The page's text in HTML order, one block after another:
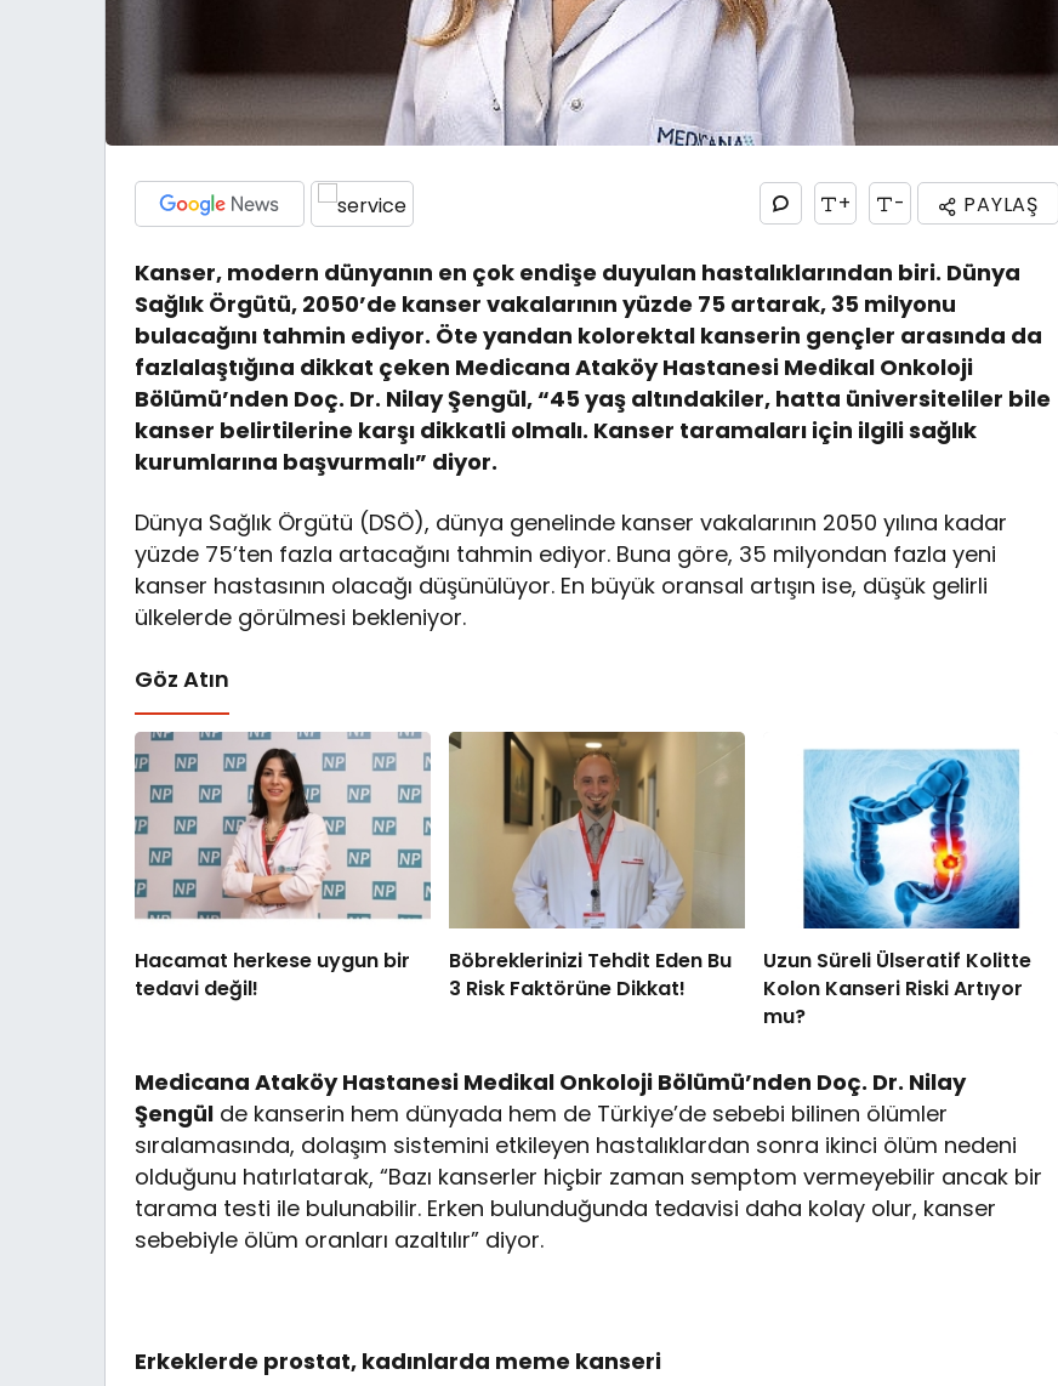
+ - PAYLAŞ
Kanser, modern dünyanın en çok endişe duyulan hastalıklarından biri. Dünya
Sağlık Örgütü, 2050’de kanser vakalarının yüzde 75 artarak, 35 milyonu
bulacağını tahmin ediyor. Öte yandan kolorektal kanserin gençler arasında da
fazlalaştığına dikkat çeken Medicana Ataköy Hastanesi Medikal Onkoloji
Bölümü’nden Doç. Dr. Nilay Şengül, “45 yaş altındakiler, hatta üniversiteliler bile
kanser belirtilerine karşı dikkatli olmalı. Kanser taramaları için ilgili sağlık
kurumlarına başvurmalı” diyor.
Dünya Sağlık Örgütü (DSÖ), dünya genelinde kanser vakalarının 2050 yılına kadar
yüzde 75’ten fazla artacağını tahmin ediyor. Buna göre, 35 milyondan fazla yeni
kanser hastasının olacağı düşünülüyor. En büyük oransal artışın ise, düşük gelirli
ülkelerde görülmesi bekleniyor.
Göz Atın
Hacamat herkese uygun bir
tedavi değil!
Böbreklerinizi Tehdit Eden Bu
3 Risk Faktörüne Dikkat!
Uzun Süreli Ülseratif Kolitte
Kolon Kanseri Riski Artıyor
mu?
Medicana Ataköy Hastanesi Medikal Onkoloji Bölümü’nden Doç. Dr. Nilay
Şengül de kanserin hem dünyada hem de Türkiye’de sebebi bilinen ölümler
sıralamasında, dolaşım sistemini etkileyen hastalıklardan sonra ikinci ölüm nedeni
olduğunu hatırlatarak, “Bazı kanserler hiçbir zaman semptom vermeyebilir ancak bir
tarama testi ile bulunabilir. Erken bulunduğunda tedavisi daha kolay olur, kanser
sebebiyle ölüm oranları azaltılır” diyor.
Erkeklerde prostat, kadınlarda meme kanseri